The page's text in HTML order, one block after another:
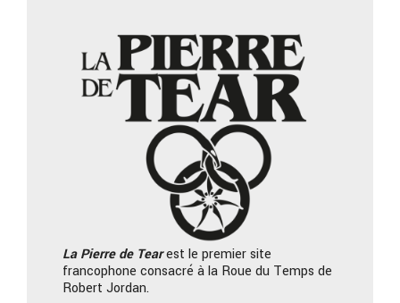
La Pierrede Tearest le premier site
francophone consacré à la Roue du Temps de
Robert Jordan.